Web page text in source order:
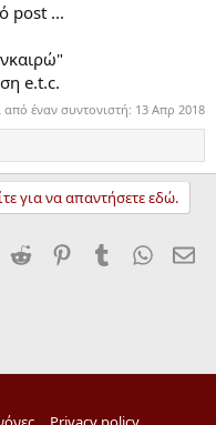
post ...
e.t.c.
από έναν συντονιστή: 13 Απρ 2018
για να απαντήσετε εδώ.
LinkedInReddit PinterestTumblr